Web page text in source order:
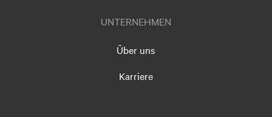
UNTERNEHMEN
Über uns
Karriere